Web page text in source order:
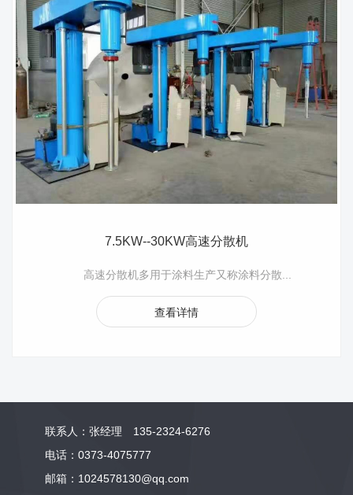
7.5KW--30KW高速分散机
高速分散机多用于涂料生产又称涂料分散...
查看详情
联系人：张经理 135-2324-6276
电话：0373-4075777
邮箱：1024578130@qq.com